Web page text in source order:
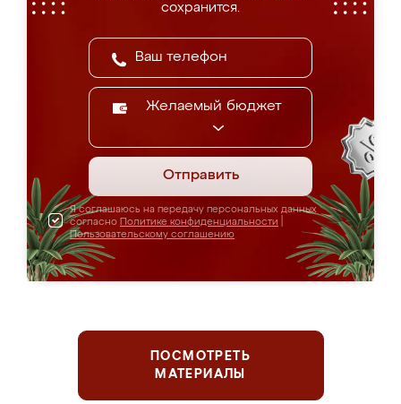
сохранится.
Желаемый бюджет
Отправить
Я соглашаюсь на передачу персональных данных
согласно Политике конфиденциальности
Пользовательскому соглашению
ПОСМОТРЕТЬ
МАТЕРИАЛЫ